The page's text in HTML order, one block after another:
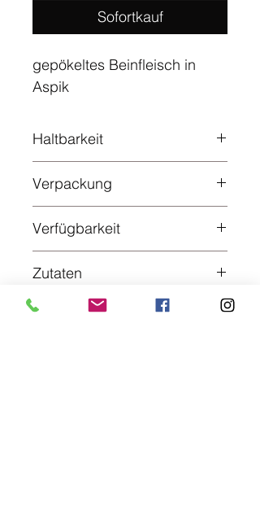
Sofortkauf
gepökeltes Beinfleisch in
Aspik
Haltbarkeit
Verpackung
Verfügbarkeit
Zutaten
Eisbein (90%), Gelatine,